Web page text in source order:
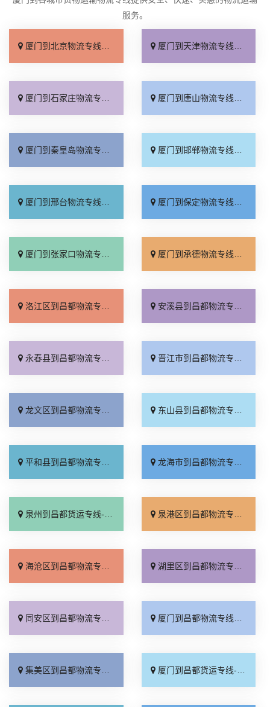
服务。
厦门到北京物流专线_直达不中转「送货到门」 厦门到天津物流专线_运保时效「高效快运」
厦门到石家庄物流专线_准时准点「多少公里」 厦门到唐山物流专线_全境派送「收费介绍」
厦门到秦皇岛物流专线_高效运输「运保时效」 厦门到邯郸物流专线_物流拼车「全境配送」
厦门到邢台物流专线_专业靠谱「上门提货」 厦门到保定物流专线_全程直达「高效运输」
厦门到张家口物流专线_全境派送「多久能到」 厦门到承德物流专线_专业调车「合理收费」
洛江区到昌都物流专线_准时到货「全境到达」 安溪县到昌都物流专线_费用多少「直达特快专线」
永春县到昌都物流专线_定点发车「直发全境」 晋江市到昌都物流专线_门到门接送「合同承运」
龙文区到昌都物流专线_多少一吨「托运省心」 东山县到昌都物流专线_市县派送「直达到站」
平和县到昌都物流专线_专线查询「怎么收费」 龙海市到昌都物流专线_快运直达「物流拼车」
泉州到昌都货运专线-泉州到昌都物流公司_要多少钱「服务周到」 泉港区到昌都物流专线_全程无虑「实时跟踪 」
海沧区到昌都物流专线_收费介绍「多少一吨」 湖里区到昌都物流专线_多少一方「专业可靠」
同安区到昌都物流专线_费用多少「高速快运」 厦门到昌都物流专线_费用多少「托运省心」
集美区到昌都物流专线_全境到达「随叫随到」 厦门到昌都货运专线-厦门到昌都物流公司_送货到门「高速快运」